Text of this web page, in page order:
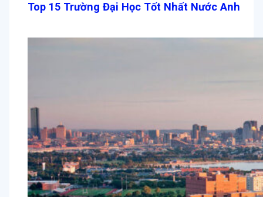
Top 15 Trường Đại Học Tốt Nhất Nước Anh